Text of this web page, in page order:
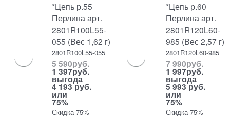
*Цепь р.55
Перлина арт.
2801R100L55-
055 (Вес 1,62 г)
2801R100L55-055
5 590руб.
1 397руб.
выгода
4 193 руб.
или
75%
Скидка 75%
*Цепь р.60
Перлина арт.
2801R120L60-
985 (Вес 2,57 г)
2801R120L60-985
7 990руб.
1 997руб.
выгода
5 993 руб.
или
75%
Скидка 75%